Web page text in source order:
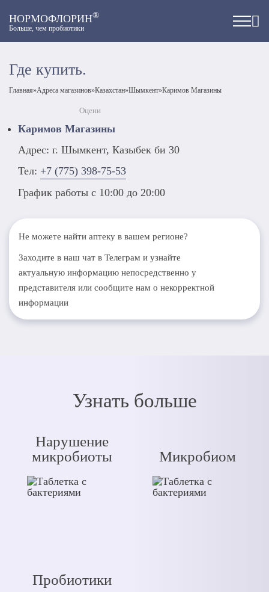
НОРМОФЛОРИН®
Больше, чем пробиотики
Где купить.
Главная»Адреса магазинов»Казахстан»Шымкент»Каримов Магазины
Оцени
Каримов Магазины
Адрес: г. Шымкент, Казыбек би 30
Тел: +7 (775) 398-75-53
График работы с 10:00 до 20:00
Не можете найти аптеку в вашем регионе?
Заходите в наш чат в Телеграм и узнайте
актуальную информацию непосредственно у
представителя или сообщите нам о некорректной
информации
Узнать больше
Нарушение
микробиоты
Микробиом
Пробиотики